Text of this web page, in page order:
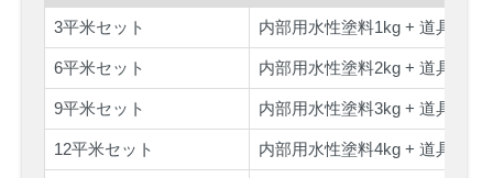
3平米セット 内部用水性塗料1kg + 道具セッ
6平米セット 内部用水性塗料2kg + 道具セッ
9平米セット 内部用水性塗料3kg + 道具セッ
12平米セット 内部用水性塗料4kg + 道具セッ